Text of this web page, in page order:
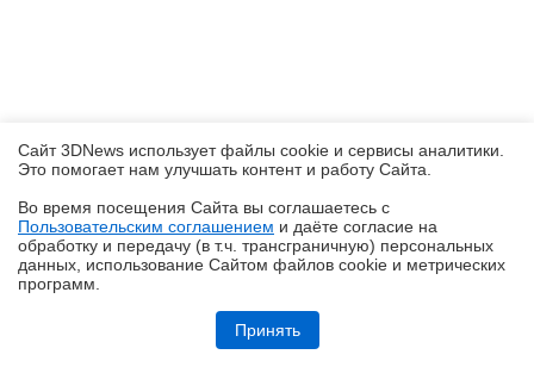
Обзор складного смартфона HONOR Magic V6: избавление от
Сайт 3DNews использует файлы cookie и сервисы аналитики.
Это помогает нам улучшать контент и работу Cайта.
Во время посещения Cайта вы соглашаетесь с
Пользовательским соглашением и даёте согласие на
обработку и передачу (в т.ч. трансграничную) персональных
данных, использование Cайтом файлов cookie и метрических
программ.
Принять